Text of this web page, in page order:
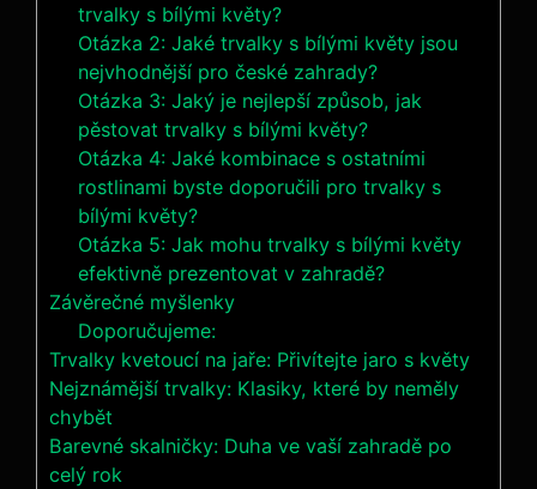
trvalky s bílými květy?
Otázka 2: Jaké⁣ trvalky s bílými ⁤květy jsou
nejvhodnější pro české‌ zahrady?
Otázka 3: Jaký je‍ nejlepší způsob, jak
pěstovat trvalky s bílými květy?
Otázka 4: ⁤Jaké kombinace s ostatními
rostlinami byste doporučili pro‍ trvalky s
bílými květy?
Otázka 5: Jak mohu trvalky s⁤ bílými květy
efektivně prezentovat v zahradě?
Závěrečné myšlenky
Doporučujeme:
Trvalky kvetoucí na jaře: Přivítejte jaro s květy
Nejznámější trvalky: Klasiky, které by neměly
chybět
Barevné skalničky: Duha ve vaší zahradě po
celý rok